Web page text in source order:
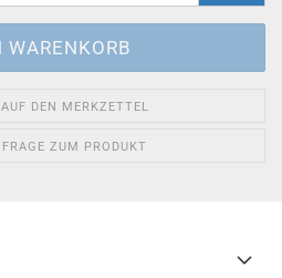
AUF DEN MERKZETTEL
FRAGE ZUM PRODUKT